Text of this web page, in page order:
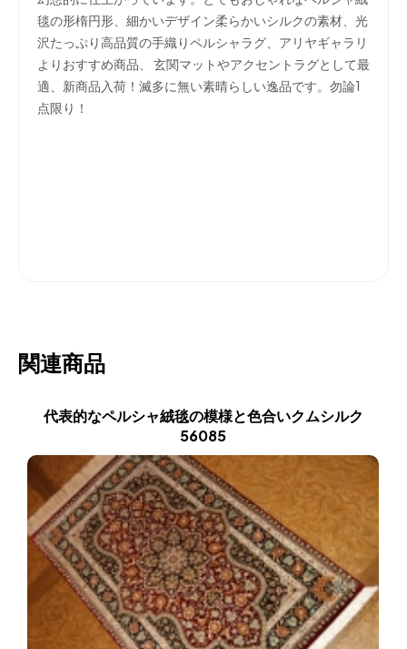
毯の形楕円形、細かいデザイン柔らかいシルクの素材、光
沢たっぷり高品質の手織りペルシャラグ、アリヤギャラリ
よりおすすめ商品、 玄関マットやアクセントラグとして最
適、新商品入荷！滅多に無い素晴らしい逸品です。勿論1
点限り！
関連商品
代表的なペルシャ絨毯の模様と色合いクムシルク
56085